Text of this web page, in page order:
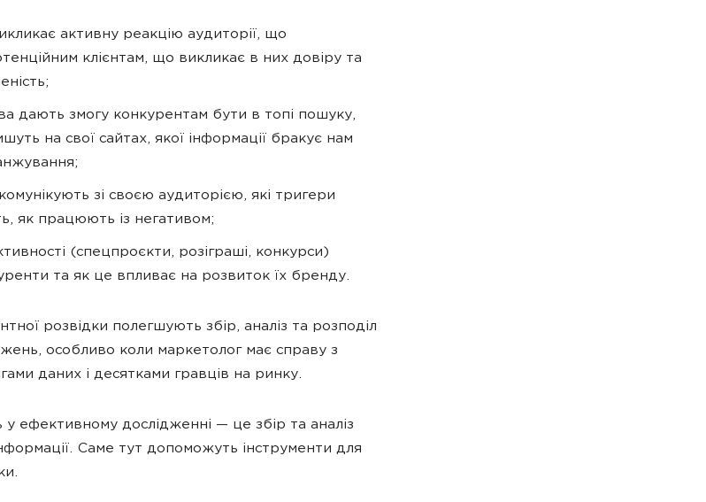
активну реакцію аудиторії, що
клієнтам, що викликає в них довіру та
дають змогу конкурентам бути в топі пошуку,
на свої сайтах, якої інформації бракує нам
зі своєю аудиторією, які тригери
як працюють із негативом;
(спецпроєкти, розіграші, конкурси)
та як це впливає на розвиток їх бренду.
розвідки полегшують збір, аналіз та розподіл
особливо коли маркетолог має справу з
даних і десятками гравців на ринку.
у ефективному дослідженні — це збір та аналіз
Саме тут допоможуть інструменти для